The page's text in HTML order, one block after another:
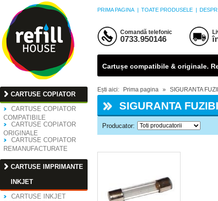
PRIMA PAGINA | TOATE PRODUSELE |
Comandă telefonic
0733.950146
Cartușe compatibile & originale.
CARTUSE COPIATOR
CARTUSE COPIATOR
COMPATIBILE
CARTUSE COPIATOR
ORIGINALE
CARTUSE COPIATOR
REMANUFACTURATE
CARTUSE IMPRIMANTE
INKJET
CARTUSE INKJET
Ești aici: Prima pagina » SIGURANTA
SIGURANTA
Producator: